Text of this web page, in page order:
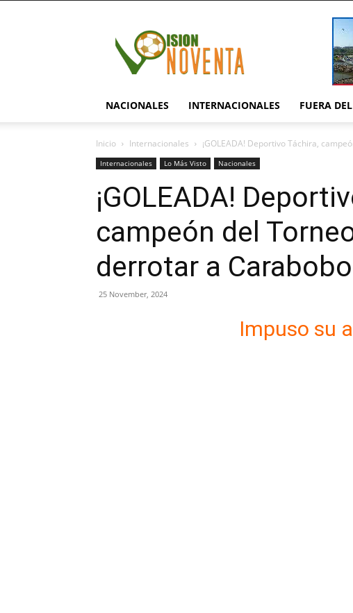
NACIONALES INTERNACIONALES FUERA
Inicio Internacionales ¡GOLEADA! Deportivo Táchira,
Internacionales Lo Más Visto Nacionales
¡GOLEADA!
campeón del
derrotar a Carabobo
25 November, 2024
Impuso su